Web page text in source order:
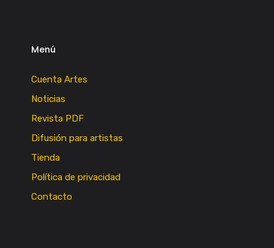
Menú
Cuenta Artes
Noticias
Revista PDF
Difusión para artistas
Tienda
Política de privacidad
Contacto